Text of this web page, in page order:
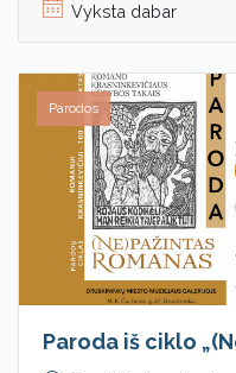
Vyksta dabar
Parodos
Paroda iš ciklo